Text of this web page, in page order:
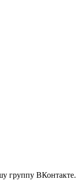
группу ВКонтакте.